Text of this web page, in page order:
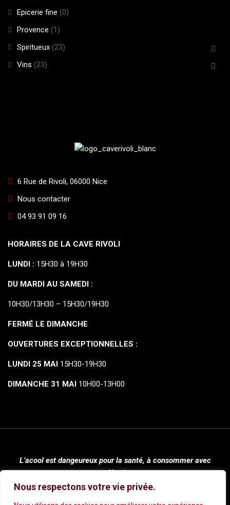
Nous respectons votre vie privée.
Epicerie fine (0)
Provence (1)
Spiritueux (23)
Vins (23)
6 Rue de Rivoli, 06000 Nice
Nous contacter
04 93 91 09 16
HORAIRES DE LA CAVE RIVOLI
LUNDI : 15H30 à 19H30
DU MARDI AU SAMEDI :
10H30/13H30 – 15H30/19H30
FERMÉ LE DIMANCHE
OUVERTURES EXCEPTIONNELLES :
LUNDI 25 MAI 15H30-19H30
DIMANCHE 31 MAI 10H00-13H00
L’acool est dangeureux pour la santé, à consommer avec
modération.